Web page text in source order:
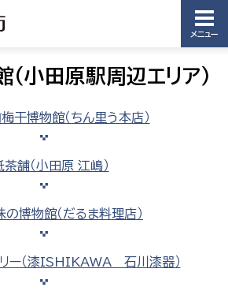
メニュー
小田原駅周辺エリア）
干博物館（ちん里う本店）
舗（小田原 江嶋）
の博物館（だるま料理店）
リー（漆ISHIKAWA 石川漆器）